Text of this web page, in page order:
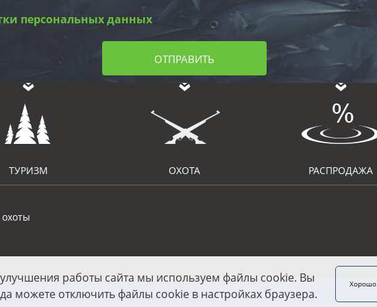
персональных данных
ОТПРАВИТЬ
ТУРИЗМ ОХОТА РАСПРОДАЖА
работы сайта мы используем файлы cookie. Вы
можете отключить файлы cookie в настройках браузера.
Хорошо